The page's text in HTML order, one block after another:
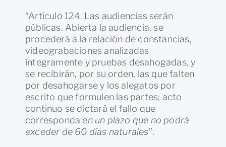
“Artículo 124. Las audiencias serán
públicas. Abierta la audiencia, se
procederá a la relación de constancias,
videograbaciones analizadas
íntegramente y pruebas desahogadas, y
se recibirán, por su orden, las que falten
por desahogarse y los alegatos por
escrito que formulen las partes; acto
continuo se dictará el fallo que
corresponda en un plazo que no podrá
exceder de 60 días naturales”.